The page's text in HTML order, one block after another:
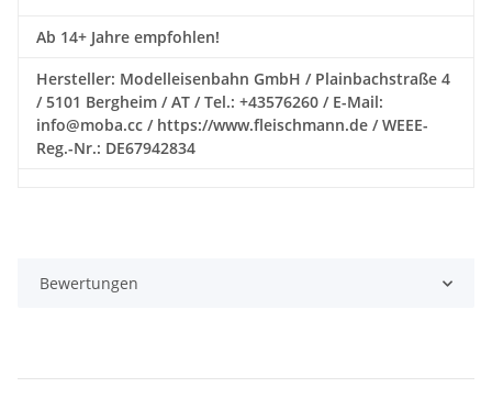
Ab 14+ Jahre empfohlen!
Hersteller: Modelleisenbahn GmbH / Plainbachstraße 4
/ 5101 Bergheim / AT / Tel.: +43576260 / E-Mail:
info@moba.cc / https://www.fleischmann.de / WEEE-
Reg.-Nr.: DE67942834
Bewertungen